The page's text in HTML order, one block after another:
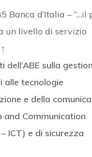
Banca d’Italia – “…il
un livello di servizio
↑
dell’ABE sulla
alle tecnologie
e della
and Communication
ICT) e di sicurezza